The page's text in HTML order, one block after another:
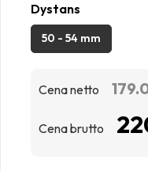
Dystans
50 - 54 mm
Cena netto
Cena brutto